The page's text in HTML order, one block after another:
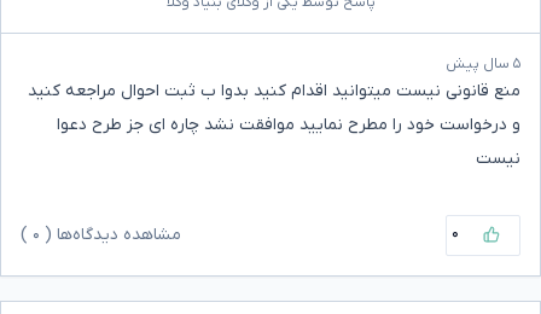
۵ سال پیش
منع قانونی نیست میتوانید اقدام کنید بدوا ب ثبت احوال مراجعه کنید
و درخواست خود را مطرح نمایید موافقت نشد چاره ای جز طرح دعوا
نیست
۰ مشاهده دیدگاه‌ها ( ۰